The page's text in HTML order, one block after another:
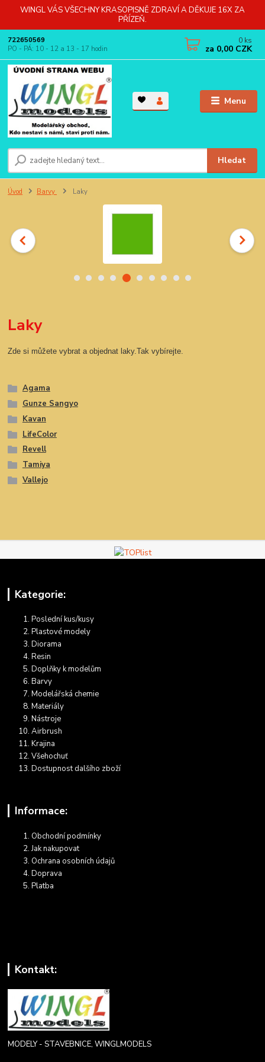
WINGL VÁS VŠECHNY KRASOPISNĚ ZDRAVÍ A DĚKUJE 16X ZA
PŘÍZEŇ.
Menu
Hledat
722650569
PO - PÁ: 10 - 12 a 13 - 17 hodin
0 ks
za 0,00 CZK
Úvod Barvy Laky
Laky
Zde si můžete vybrat a objednat laky.Tak vybírejte.
Agama
Gunze Sangyo
Kavan
LifeColor
Revell
Tamiya
Vallejo
Kategorie:
Poslední kus/kusy
Plastové modely
Diorama
Resin
Doplňky k modelům
Barvy
Modelářská chemie
Materiály
Nástroje
Airbrush
Krajina
Všehochuť
Dostupnost dalšího zboží
Informace:
Obchodní podmínky
Jak nakupovat
Ochrana osobních údajů
Doprava
Platba
Kontakt:
MODELY - STAVEBNICE, WINGLMODELS